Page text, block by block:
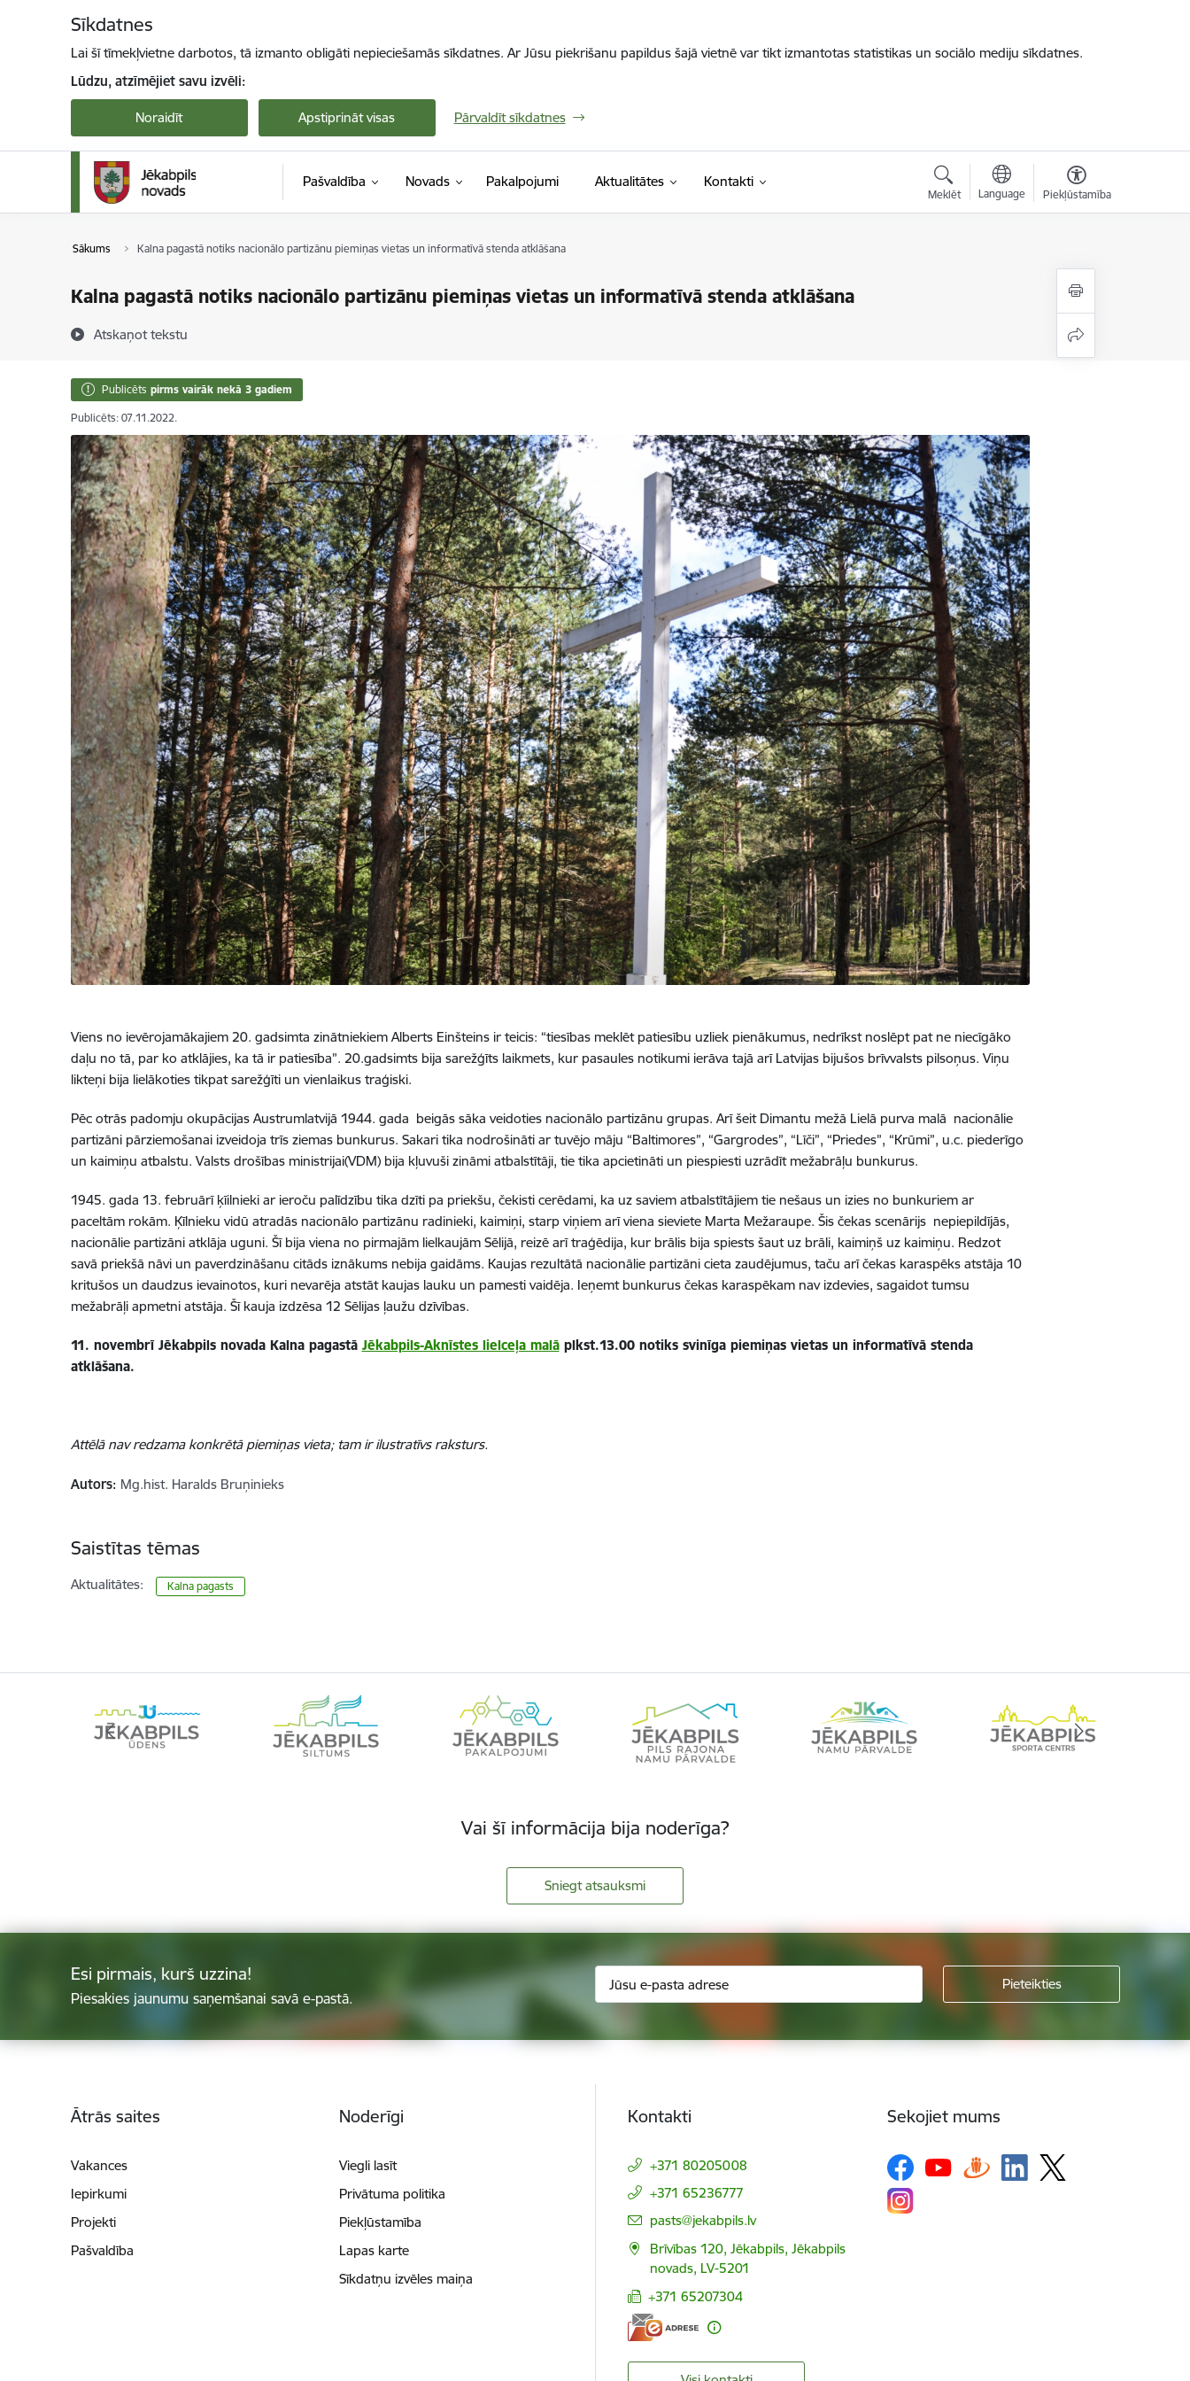
Sīkdatnes
Lai šī tīmekļvietne darbotos, tā izmanto obligāti nepieciešamās sīkdatnes. Ar Jūsu piekrišanu papildus šajā vietnē var tikt izmantotas statistikas un sociālo mediju sīkdatnes.
Lūdzu, atzīmējiet savu izvēli:
Noraidīt Apstiprināt visas Pārvaldīt sīkdatnes
Pašvaldība Novads Pakalpojumi Aktualitātes Kontakti
Meklēt Language Piekļūstamība
Sākums Kalna pagastā notiks nacionālo partizānu piemiņas vietas un informatīvā stenda atklāšana
Kalna pagastā notiks nacionālo partizānu piemiņas vietas un informatīvā stenda atklāšana
Atskaņot tekstu
Publicēts pirms vairāk nekā 3 gadiem
Publicēts: 07.11.2022.
Viens no ievērojamākajiem 20. gadsimta zinātniekiem Alberts Einšteins ir teicis: “tiesības meklēt patiesību uzliek pienākumus, nedrīkst noslēpt pat ne niecīgāko
daļu no tā, par ko atklājies, ka tā ir patiesība”. 20.gadsimts bija sarežģīts laikmets, kur pasaules notikumi ierāva tajā arī Latvijas bijušos brīvvalsts pilsoņus. Viņu
likteņi bija lielākoties tikpat sarežģīti un vienlaikus traģiski.
Pēc otrās padomju okupācijas Austrumlatvijā 1944. gada beigās sāka veidoties nacionālo partizānu grupas. Arī šeit Dimantu mežā Lielā purva malā nacionālie
partizāni pārziemošanai izveidoja trīs ziemas bunkurus. Sakari tika nodrošināti ar tuvējo māju “Baltimores”, “Gargrodes”, “Līči”, “Priedes”, “Krūmi”, u.c. piederīgo
un kaimiņu atbalstu. Valsts drošības ministrijai(VDM) bija kļuvuši zināmi atbalstītāji, tie tika apcietināti un piespiesti uzrādīt mežabrāļu bunkurus.
1945. gada 13. februārī ķīilnieki ar ieroču palīdzību tika dzīti pa priekšu, čekisti cerēdami, ka uz saviem atbalstītājiem tie nešaus un izies no bunkuriem ar
paceltām rokām. Ķīlnieku vidū atradās nacionālo partizānu radinieki, kaimiņi, starp viņiem arī viena sieviete Marta Mežaraupe. Šis čekas scenārijs nepiepildījās,
nacionālie partizāni atklāja uguni. Šī bija viena no pirmajām lielkaujām Sēlijā, reizē arī traģēdija, kur brālis bija spiests šaut uz brāli, kaimiņš uz kaimiņu. Redzot
savā priekšā nāvi un paverdzināšanu citāds iznākums nebija gaidāms. Kaujas rezultātā nacionālie partizāni cieta zaudējumus, taču arī čekas karaspēks atstāja 10
kritušos un daudzus ievainotos, kuri nevarēja atstāt kaujas lauku un pamesti vaidēja. Ieņemt bunkurus čekas karaspēkam nav izdevies, sagaidot tumsu
mežabrāļi apmetni atstāja. Šī kauja izdzēsa 12 Sēlijas ļaužu dzīvības.
11. novembrī Jēkabpils novada Kalna pagastā Jēkabpils-Aknīstes lielceļa malāplkst.13.00 notiks svinīga piemiņas vietas un informatīvā stenda
atklāšana.
Attēlā nav redzama konkrētā piemiņas vieta; tam ir ilustratīvs raksturs.
Autors: Mg.hist. Haralds Bruņinieks
Saistītas tēmas
Aktualitātes: Kalna pagasts
Vai šī informācija bija noderīga?
Sniegt atsauksmi
Esi pirmais, kurš uzzina!
Piesakies jaunumu saņemšanai savā e-pastā.
Ātrās saites
Vakances
Iepirkumi
Projekti
Pašvaldība
Noderīgi
Viegli lasīt
Privātuma politika
Piekļūstamība
Lapas karte
Sīkdatņu izvēles maiņa
Kontakti
+371 80205008
+371 65236777
E-pasts:
pasts@jekabpils.lv
Brīvības 120, Jēkabpils, Jēkabpils
novads, LV-5201
+371 65207304
Sekojiet mums